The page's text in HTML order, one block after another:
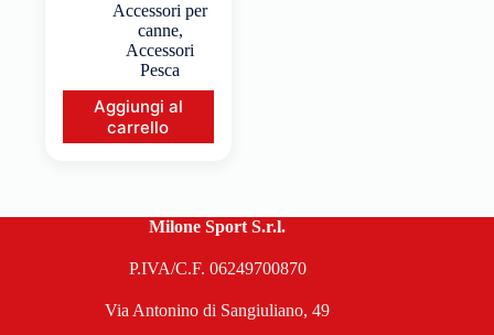
Accessori per
canne,
Accessori
Pesca
Aggiungi al
carrello
Milone Sport S.r.l.
P.IVA/C.F. 06249700870
Via Antonino di Sangiuliano, 49